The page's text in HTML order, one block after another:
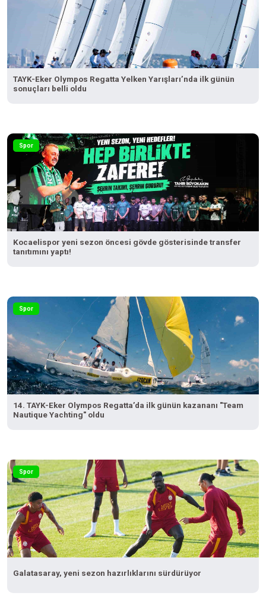
TAYK-Eker Olympos Regatta Yelken Yarışları’nda ilk günün
sonuçları belli oldu
Spor
Kocaelispor yeni sezon öncesi gövde gösterisinde transfer
tanıtımını yaptı!
Spor
14. TAYK-Eker Olympos Regatta’da ilk günün kazananı "Team
Nautique Yachting" oldu
Spor
Galatasaray, yeni sezon hazırlıklarını sürdürüyor